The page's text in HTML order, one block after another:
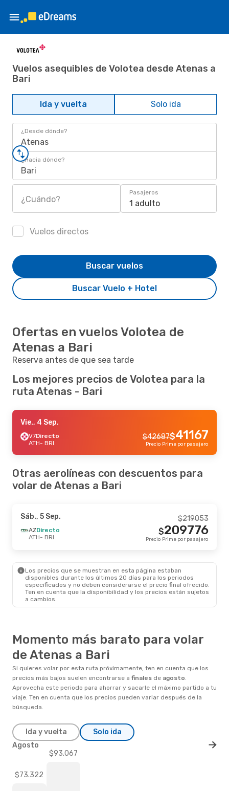
Vuelos asequibles de Volotea desde Atenas a
Bari
Ida y vuelta Solo ida
¿Desde dónde?
Atenas
¿Hacia dónde?
Bari
¿Cuándo?
Pasajeros
1 adulto
Vuelos directos
Buscar Vuelo + Hotel
Buscar vuelos
Ofertas en vuelos Volotea de
Atenas a Bari
Reserva antes de que sea tarde
Los mejores precios de Volotea para la
ruta Atenas - Bari
Vie., 4 Sep.
V7Directo
ATH- BRI
42687
$ 41167
$
Precio Prime por pasajero
Otras aerolíneas con descuentos para
volar de Atenas a Bari
Sáb., 5 Sep.
AZDirecto
ATH- BRI
219053
$
209776
$
Precio Prime por pasajero
Los precios que se muestran en esta página estaban
disponibles durante los últimos 20 días para los periodos
especificados y no deben considerarse el precio final ofrecido.
Ten en cuenta que la disponibilidad y los precios están sujetos
a cambios.
Momento más barato para volar
de Atenas a Bari
Si quieres volar por esta ruta próximamente, ten en cuenta que los
precios más bajos suelen encontrarse a finales de agosto.
Aprovecha este periodo para ahorrar y sacarle el máximo partido a tu
viaje. Ten en cuenta que los precios pueden variar después de la
búsqueda.
Ida y vuelta Solo ida
$73.322
$93.067
Agosto